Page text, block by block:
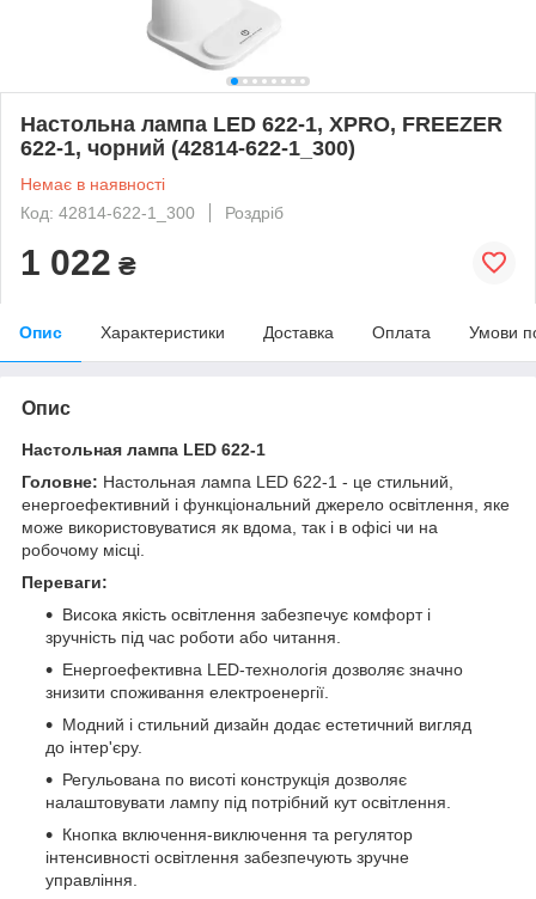
Настольна лампа LED 622-1, XPRO, FREEZER
622-1, чорний (42814-622-1_300)
Немає в наявності
Код: 42814-622-1_300
Роздріб
1 022 ₴
Опис Характеристики Доставка Оплата Умови
Опис
Настольная лампа LED 622-1
Головне: Настольная лампа LED 622-1 - це стильний,
енергоефективний і функціональний джерело освітлення, яке
може використовуватися як вдома, так і в офісі чи на
робочому місці.
Переваги:
Висока якість освітлення забезпечує комфорт і
зручність під час роботи або читання.
Енергоефективна LED-технологія дозволяє значно
знизити споживання електроенергії.
Модний і стильний дизайн додає естетичний вигляд
до інтер'єру.
Регульована по висоті конструкція дозволяє
налаштовувати лампу під потрібний кут освітлення.
Кнопка включення-виключення та регулятор
інтенсивності освітлення забезпечують зручне
управління.